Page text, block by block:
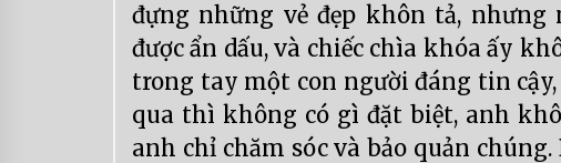
đựng những vẻ đẹp khôn tả,
được ẩn dấu, và chiếc chìa khóa ấy
trong tay một con người đáng tin
qua thì không có gì đặt biệt, anh
anh chỉ chăm sóc và bảo quản